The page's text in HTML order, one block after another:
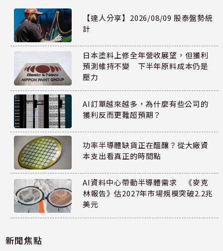
【達人分享】2026/08/09 股泰盤勢統
計
日本塗料上修全年營收展望，但獲利
預測維持不變 下半年原料成本仍是
壓力
AI訂單越來越多，為什麼有些公司的
獲利反而更難超預期？
功率半導體缺貨正在醞釀？從大廠資
本支出看真正的時間點
AI資料中心帶動半導體需求 《麥克
林報告》估2027年市場規模突破2.2兆
美元
新聞焦點